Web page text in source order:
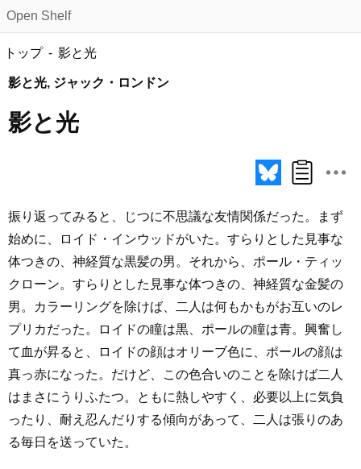
Open Shelf
トップ 影と光
影と光, ジャック・ロンドン
影と光
振り返ってみると、じつに不思議な友情関係だった。まず
始めに、ロイド・インウッドがいた。すらりとした見事な
体つきの、神経質な黒髪の男。それから、ポール・ティッ
クローン。すらりとした見事な体つきの、神経質な金髪の
男。カラーリングを除けば、二人は何もかもがお互いのレ
プリカだった。ロイドの瞳は黒、ポールの瞳は青。興奮し
て血が昇ると、ロイドの顔はオリーブ色に、ポールの顔は
真っ赤になった。だけど、この色合いのことを除けば二人
はまさにうりふたつ。ともに熱しやすく、必要以上に気負
ったり、耐え忍んだりする傾向があって、二人は張りのあ
る毎日を送っていた。